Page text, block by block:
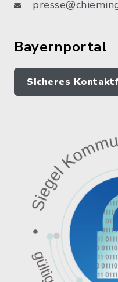
Bayernportal
Sicheres